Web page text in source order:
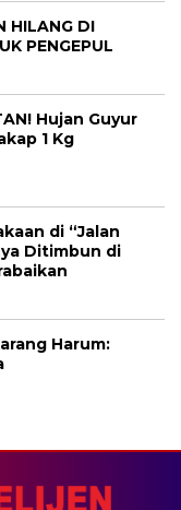
HILANG DI
PENGEPUL
Hujan Guyur
1 Kg
di “Jalan
Ditimbun di
Harum: